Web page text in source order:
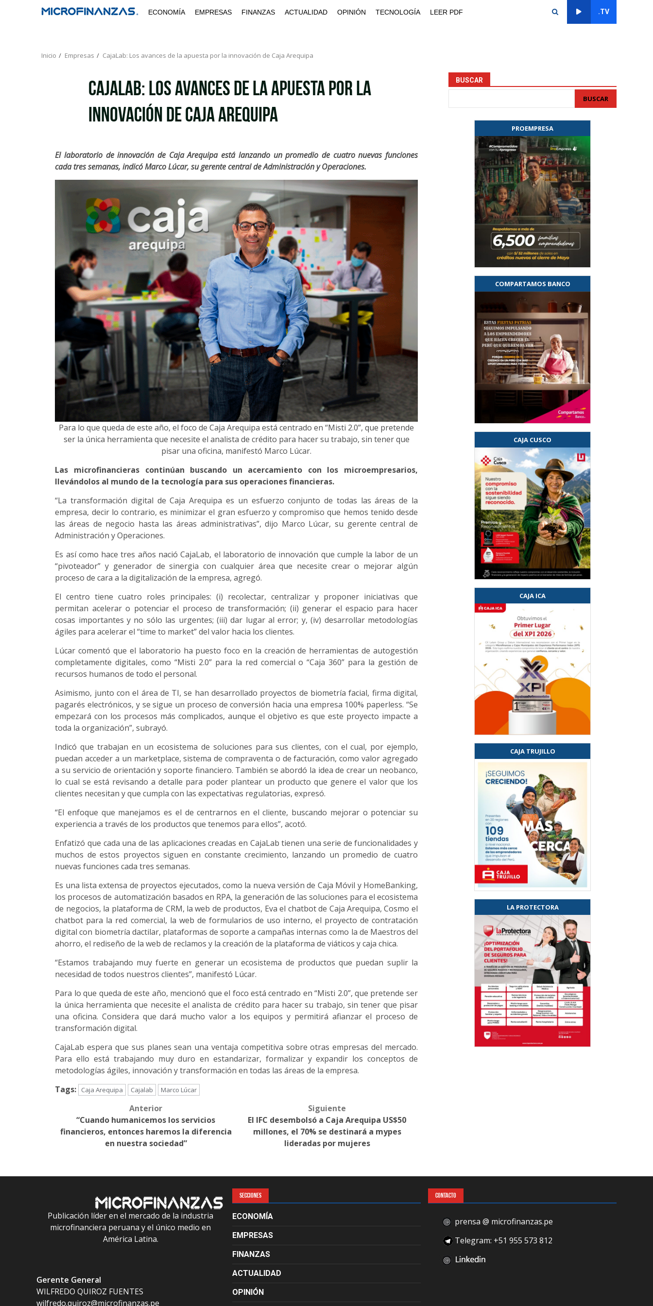
ECONOMÍA EMPRESAS FINANZAS ACTUALIDAD OPINIÓN TECNOLOGÍA LEER PDF .TV
Inicio Empresas CajaLab: Los avances de la apuesta por la innovación de Caja Arequipa
CajaLab: Los avances de la apuesta por la
innovación de Caja Arequipa
El laboratorio de innovación de Caja Arequipa está lanzando un promedio de cuatro nuevas funciones
cada tres semanas, indicó Marco Lúcar, su gerente central de Administración y Operaciones.
Para lo que queda de este año, el foco de Caja Arequipa está centrado en “Misti 2.0”, que pretende
ser la única herramienta que necesite el analista de crédito para hacer su trabajo, sin tener que
pisar una oficina, manifestó Marco Lúcar.
Las microfinancieras continúan buscando un acercamiento con los microempresarios,
llevándolos al mundo de la tecnología para sus operaciones financieras.
“La transformación digital de Caja Arequipa es un esfuerzo conjunto de todas las áreas de la
empresa, decir lo contrario, es minimizar el gran esfuerzo y compromiso que hemos tenido desde
las áreas de negocio hasta las áreas administrativas”, dijo Marco Lúcar, su gerente central de
Administración y Operaciones.
Es así como hace tres años nació CajaLab, el laboratorio de innovación que cumple la labor de un
“pivoteador” y generador de sinergia con cualquier área que necesite crear o mejorar algún
proceso de cara a la digitalización de la empresa, agregó.
El centro tiene cuatro roles principales: (i) recolectar, centralizar y proponer iniciativas que
permitan acelerar o potenciar el proceso de transformación; (ii) generar el espacio para hacer
cosas importantes y no sólo las urgentes; (iii) dar lugar al error; y, (iv) desarrollar metodologías
ágiles para acelerar el “time to market” del valor hacia los clientes.
Lúcar comentó que el laboratorio ha puesto foco en la creación de herramientas de autogestión
completamente digitales, como “Misti 2.0” para la red comercial o “Caja 360” para la gestión de
recursos humanos de todo el personal.
Asimismo, junto con el área de TI, se han desarrollado proyectos de biometría facial, firma digital,
pagarés electrónicos, y se sigue un proceso de conversión hacia una empresa 100% paperless. “Se
empezará con los procesos más complicados, aunque el objetivo es que este proyecto impacte a
toda la organización”, subrayó.
Indicó que trabajan en un ecosistema de soluciones para sus clientes, con el cual, por ejemplo,
puedan acceder a un marketplace, sistema de compraventa o de facturación, como valor agregado
a su servicio de orientación y soporte financiero. También se abordó la idea de crear un neobanco,
lo cual se está revisando a detalle para poder plantear un producto que genere el valor que los
clientes necesitan y que cumpla con las expectativas regulatorias, expresó.
“El enfoque que manejamos es el de centrarnos en el cliente, buscando mejorar o potenciar su
experiencia a través de los productos que tenemos para ellos”, acotó.
Enfatizó que cada una de las aplicaciones creadas en CajaLab tienen una serie de funcionalidades y
muchos de estos proyectos siguen en constante crecimiento, lanzando un promedio de cuatro
nuevas funciones cada tres semanas.
Es una lista extensa de proyectos ejecutados, como la nueva versión de Caja Móvil y HomeBanking,
los procesos de automatización basados en RPA, la generación de las soluciones para el ecosistema
de negocios, la plataforma de CRM, la web de productos, Eva el chatbot de Caja Arequipa, Cosmo el
chatbot para la red comercial, la web de formularios de uso interno, el proyecto de contratación
digital con biometría dactilar, plataformas de soporte a campañas internas como la de Maestros del
ahorro, el rediseño de la web de reclamos y la creación de la plataforma de viáticos y caja chica.
“Estamos trabajando muy fuerte en generar un ecosistema de productos que puedan suplir la
necesidad de todos nuestros clientes”, manifestó Lúcar.
Para lo que queda de este año, mencionó que el foco está centrado en “Misti 2.0”, que pretende ser
la única herramienta que necesite el analista de crédito para hacer su trabajo, sin tener que pisar
una oficina. Considera que dará mucho valor a los equipos y permitirá afianzar el proceso de
transformación digital.
CajaLab espera que sus planes sean una ventaja competitiva sobre otras empresas del mercado.
Para ello está trabajando muy duro en estandarizar, formalizar y expandir los conceptos de
metodologías ágiles, innovación y transformación en todas las áreas de la empresa.
Tags:
Caja Arequipa Cajalab Marco Lúcar
navigation
Anterior
“Cuando humanicemos los servicios
financieros, entonces haremos la diferencia
en nuestra sociedad”
Siguiente
El IFC desembolsó a Caja Arequipa US$50
millones, el 70% se destinará a mypes
lideradas por mujeres
BUSCAR
BUSCAR
PROEMPRESA
COMPARTAMOS BANCO
CAJA CUSCO
CAJA ICA
CAJA TRUJILLO
LA PROTECTORA
Publicación líder en el mercado de la industria
microfinanciera peruana y el único medio en
América Latina.
Gerente General
WILFREDO QUIROZ FUENTES
wilfredo.quiroz@microfinanzas.pe
SECCIONES
ECONOMÍA
EMPRESAS
FINANZAS
ACTUALIDAD
OPINIÓN
CONTACTO
prensa @ microfinanzas.pe
Telegram: +51 955 573 812